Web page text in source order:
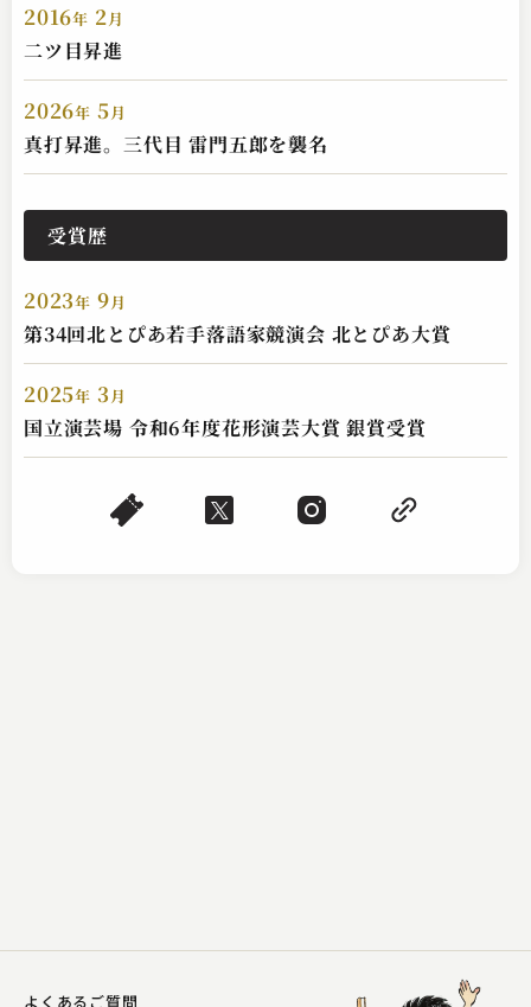
雷門音助（現：雷門五郎）
たらちね
雷門音助（現：雷門五郎）
狸札
2024.02.20 | 14分
2016年 2月
二ツ目昇進
2026年 5月
真打昇進。三代目 雷門五郎を襲名
受賞歴
2023年 9月
第34回北とぴあ若手落語家競演会 北とぴあ大賞
2025年 3月
国立演芸場 令和6年度花形演芸大賞 銀賞受賞
よくあるご質問